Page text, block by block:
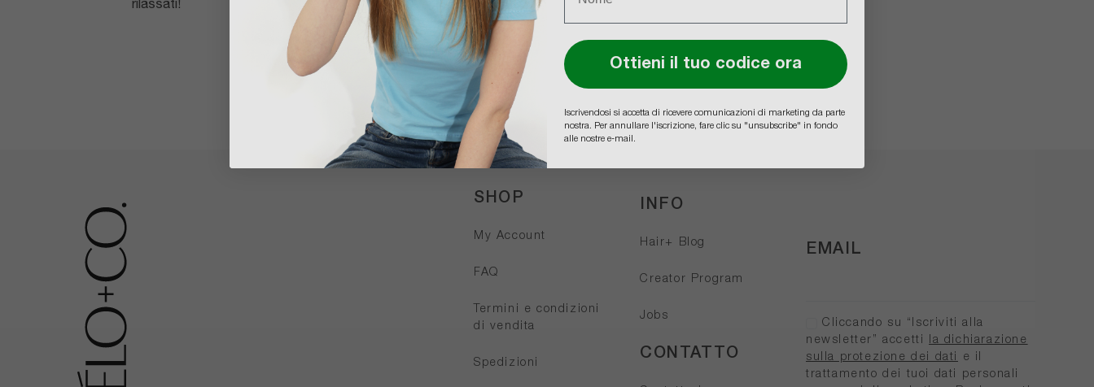
rilassati!
SHOP
My Account
FAQ
Termini e condizioni
di vendita
Spedizioni
INFO
Hair+ Blog
Creator Program
Jobs
CONTATTO
EMAIL
Cliccando su “Iscriviti alla
newsletter” accetti
la dichiarazione
sulla protezione dei dati
e il
trattamento dei tuoi dati personali
Ottieni il tuo codice ora
Iscrivendosi si accetta di ricevere comunicazioni di marketing da parte
nostra. Per annullare l'iscrizione, fare clic su "unsubscribe" in fondo
alle nostre e-mail.